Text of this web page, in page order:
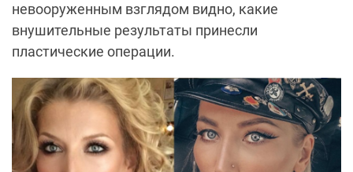
невооруженным взглядом видно, какие
внушительные результаты принесли
пластические операции.